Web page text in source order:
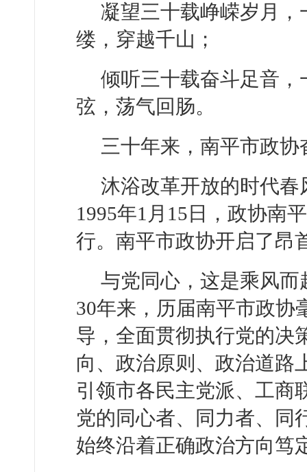
凝望三十载峥嵘岁月
缕，穿越千山；
倾听三十载奋斗足音
弦，荡气回肠。
三十年来，南平市政
沐浴改革开放的时代
1995年1月15日，政协南
行。南平市政协开启了昂
与党同心，这是乘风
30年来，历届南平市政协
导，全面贯彻执行党的决
向、政治原则、政治道路
引领市各民主党派、工商
党的同心者、同力者、同
始终沿着正确政治方向笃